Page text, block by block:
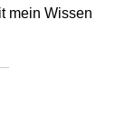
mein Wissen